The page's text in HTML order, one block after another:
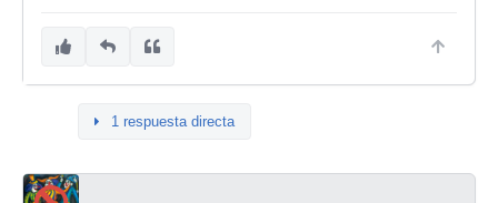
1 respuesta directa